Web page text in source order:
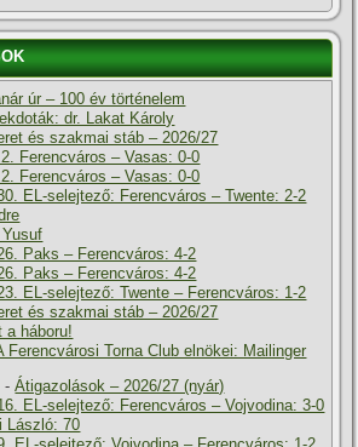
úr – 100 év történelem
dr. Lakat Károly
és szakmai stáb – 2026/27
Ferencváros – Vasas: 0-0
Ferencváros – Vasas: 0-0
EL-selejtező: Ferencváros – Twente: 2-2
Paks – Ferencváros: 4-2
Paks – Ferencváros: 4-2
EL-selejtező: Twente – Ferencváros: 1-2
és szakmai stáb – 2026/27
a háboru!
Ferencvárosi Torna Club elnökei: Mailinger
-Átigazolások – 2026/27 (nyár)
EL-selejtező: Ferencváros – Vojvodina: 3-0
László: 70